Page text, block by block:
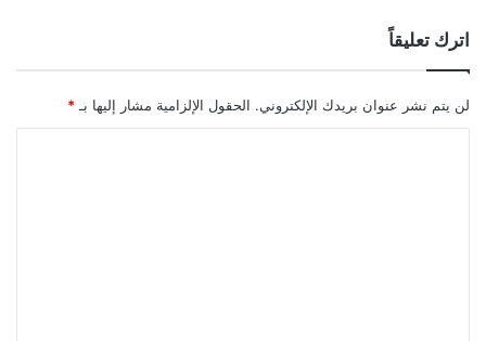
اترك تعليقاً
لن يتم نشر عنوان بريدك الإلكتروني. الحقول الإلزامية مشار إليها بـ *